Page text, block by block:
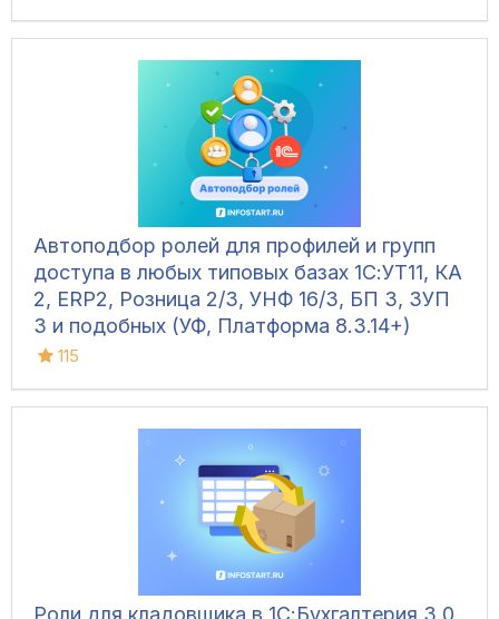
Автоподбор ролей для профилей и групп
доступа в любых типовых базах 1С:УТ11, КА
2, ERP2, Розница 2/3, УНФ 16/3, БП 3, ЗУП
3 и подобных (УФ, Платформа 8.3.14+)
115
Роли для кладовщика в 1С:Бухгалтерия 3.0